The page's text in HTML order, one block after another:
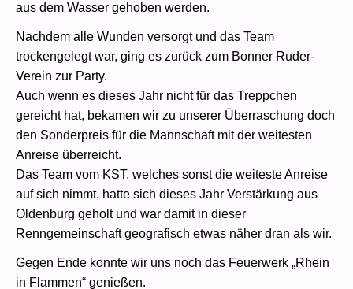
aus dem Wasser gehoben werden.
Nachdem alle Wunden versorgt und das Team
trockengelegt war, ging es zurück zum Bonner Ruder-
Verein zur Party.
Auch wenn es dieses Jahr nicht für das Treppchen
gereicht hat, bekamen wir zu unserer Überraschung doch
den Sonderpreis für die Mannschaft mit der weitesten
Anreise überreicht.
Das Team vom KST, welches sonst die weiteste Anreise
auf sich nimmt, hatte sich dieses Jahr Verstärkung aus
Oldenburg geholt und war damit in dieser
Renngemeinschaft geografisch etwas näher dran als wir.
Gegen Ende konnte wir uns noch das Feuerwerk „Rhein
in Flammen“ genießen.